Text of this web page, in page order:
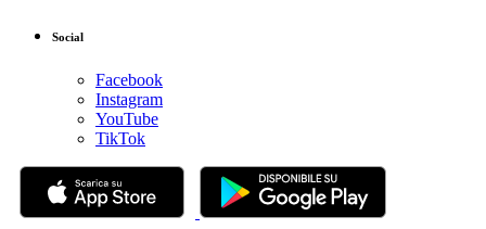
Social
Facebook
Instagram
YouTube
TikTok